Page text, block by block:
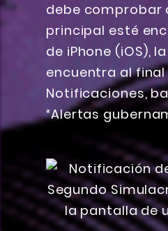
debe comprobar
principal esté
de iPhone (iOS),
encuentra al
Notificaciones,
“Alertas